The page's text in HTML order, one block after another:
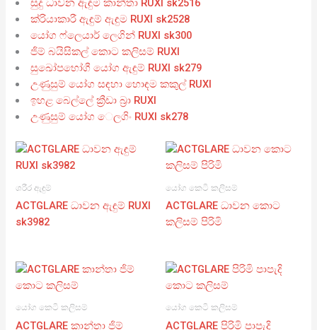
සුදු ධාවන ඇඳුම කාන්තා RUXI sk2516
ක්රියාකාරී ඇඳුම් ඇඳුම RUXI sk2528
යෝග ෆ්ලෙයාර් ලෙගින් RUXI sk300
ජිම් බයිසිකල් කොට කලිසම් RUXI
සුඛෝපභෝගී යෝග ඇඳුම් RUXI sk279
උණුසුම් යෝග සඳහා හොඳම කකුල් RUXI
ඉහළ බෙල්ලේ ක්‍රීඩා බ්‍රා RUXI
උණුසුම් යෝග ෙලගිං RUXI sk278
ශරීර ඇඳුම්
ACTGLARE ධාවන ඇඳුම් RUXI
sk3982
යෝග කෙටි කලිසම්
ACTGLARE ධාවන කොට
කලිසම් පිරිමි
යෝග කෙටි කලිසම්
ACTGLARE කාන්තා ජිම්
යෝග කෙටි කලිසම්
ACTGLARE පිරිමි පාපැදි